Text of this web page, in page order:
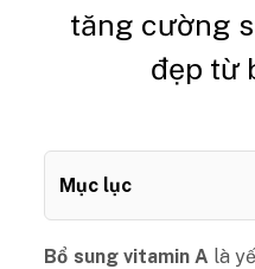
tăng cường
đẹp từ
Mục lục
Bổ sung vitamin A là